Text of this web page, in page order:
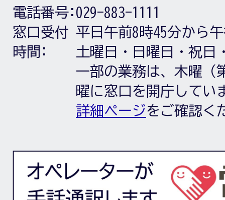
電話番号: 029-883-1111
窓口受付
時間:
平日午前8時45分から
土曜日・日曜日・祝日
一部の業務は、木曜（
曜に窓口を開庁してい
詳細ページをご確認く